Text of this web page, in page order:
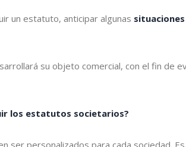
un estatuto, anticipar algunas situaciones
su objeto comercial, con el fin de
los estatutos societarios?